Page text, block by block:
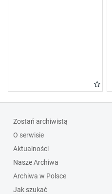
Zostań archiwistą
O serwisie
Aktualności
Nasze Archiwa
Archiwa w Polsce
Jak szukać